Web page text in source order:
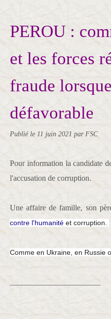
PEROU :
et les forces
fraude
défavorable
Publié le 11 juin 2021 par FSC
Pour information la candidate
l'accusation de corruption.
Une affaire de famille, son
contre l'humanité et corruption.
Comme en Ukraine, en Russie